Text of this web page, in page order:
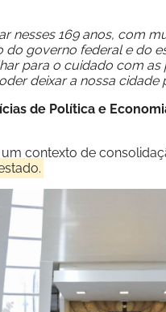
nesses 169 anos, com
governo federal e do
para o cuidado com as
deixar a nossa cidade
de Política e
contexto de